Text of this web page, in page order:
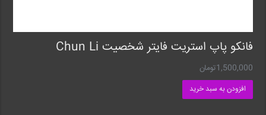
فانکو پاپ استریت فایتر شخصیت Chun Li
1,500,000تومان
افزودن به سبد خرید